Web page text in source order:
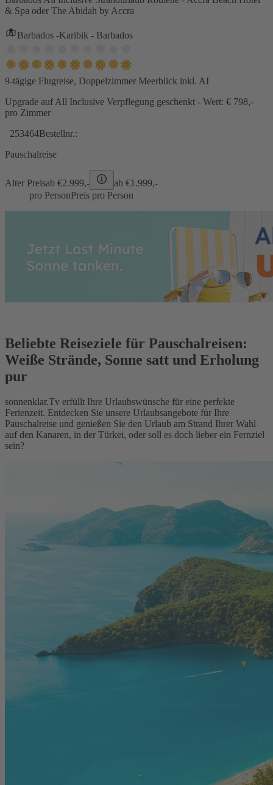
& Spa oder The Abidah by Accra
Barbados -Karibik - Barbados
9-tägige Flugreise, Doppelzimmer Meerblick inkl. AI
Upgrade auf All Inclusive Verpflegung geschenkt - Wert: € 798,-
pro Zimmer
253464Bestellnr.:
Pauschalreise
Alter Preisab €2.999,- ab €1.999,-
pro PersonPreis pro Person
Beliebte Reiseziele für Pauschalreisen:
Weiße Strände, Sonne satt und Erholung
pur
sonnenklar.Tv erfüllt Ihre Urlaubswünsche für eine perfekte
Ferienzeit. Entdecken Sie unsere Urlaubsangebote für Ihre
Pauschalreise und genießen Sie den Urlaub am Strand Ihrer Wahl
auf den Kanaren, in der Türkei, oder soll es doch lieber ein Fernziel
sein?